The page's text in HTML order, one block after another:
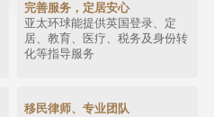
完善服务，定居安心
亚太环球能提供英国登录、定
居、教育、医疗、税务及身份转
化等指导服务
移民律师、专业团队